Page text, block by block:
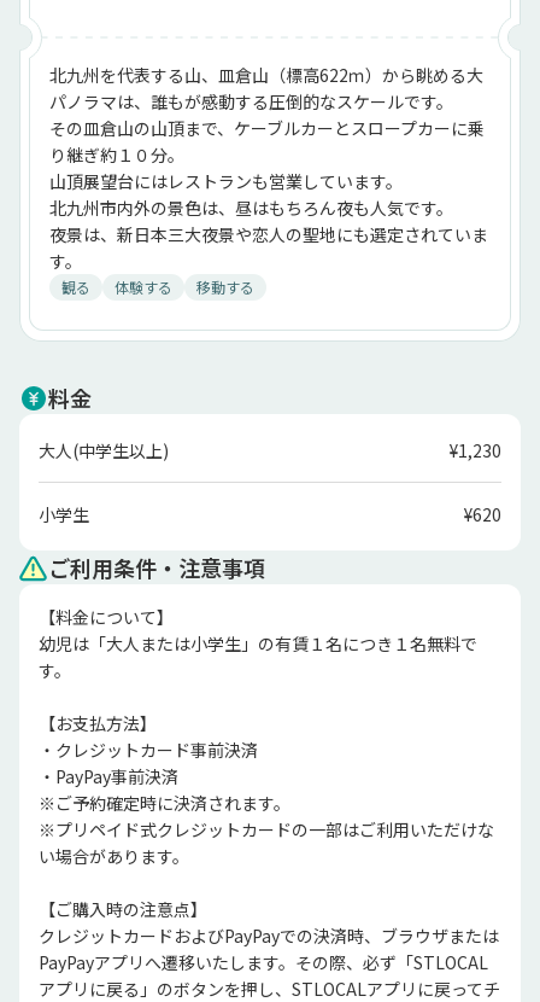
北九州を代表する山、皿倉山（標高622ｍ）から眺める大
パノラマは、誰もが感動する圧倒的なスケールです。
その皿倉山の山頂まで、ケーブルカーとスロープカーに乗
り継ぎ約１０分。
山頂展望台にはレストランも営業しています。
北九州市内外の景色は、昼はもちろん夜も人気です。
夜景は、新日本三大夜景や恋人の聖地にも選定されていま
す。
観る 体験する 移動する
料金
大人(中学生以上) ¥1,230
小学生 ¥620
ご利用条件・注意事項
【料金について】
幼児は「大人または小学生」の有賃１名につき１名無料で
す。
【お支払方法】
・クレジットカード事前決済
・PayPay事前決済
※ご予約確定時に決済されます。
※プリペイド式クレジットカードの一部はご利用いただけな
い場合があります。
【ご購入時の注意点】
クレジットカードおよびPayPayでの決済時、ブラウザまたは
PayPayアプリへ遷移いたします。その際、必ず「STLOCAL
アプリに戻る」のボタンを押し、STLOCALアプリに戻ってチ